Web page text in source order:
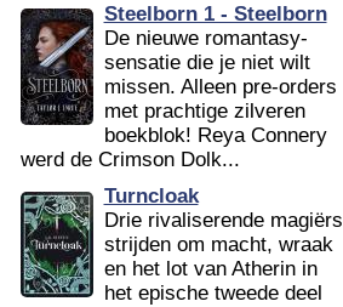
Steelborn 1 - Steelborn
De nieuwe romantasy-
sensatie die je niet wilt
missen. Alleen pre-orders
met prachtige zilveren
boekblok! Reya Connery
werd de Crimson Dolk...
Turncloak
Drie rivaliserende magiërs
strijden om macht, wraak
en het lot van Atherin in
het epische tweede deel